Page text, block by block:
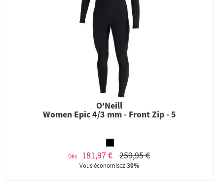
O'Neill
Women Epic 4/3 mm - Front Zip - 5
Dès 181,97 € 259,95 €
Vous économisez30%